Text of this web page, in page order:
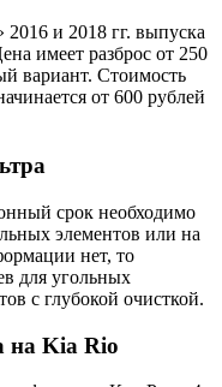
и 2018 гг. выпуска
имеет разброс от 250
вариант. Стоимость
от 600 рублей
срок необходимо
элементов или на
нет, то
для угольных
с глубокой очисткой.
на Kia Rio